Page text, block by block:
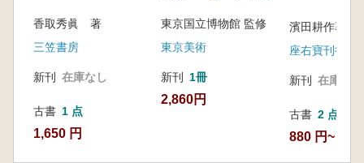
香取秀眞 著
三笠書房
新刊 在庫なし
古書 1 点
1,650 円
絵巻と絵本のたから
ばこ
東京国立博物館 監修
東京美術
新刊 1冊
2,860円
濱田耕作著
座右寶刊行會
新刊 在庫なし
古書 2 点
880 円~